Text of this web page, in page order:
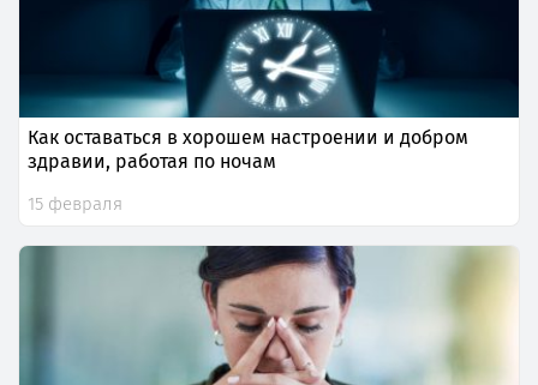
Как оставаться в хорошем настроении и добром
здравии, работая по ночам
15 февраля